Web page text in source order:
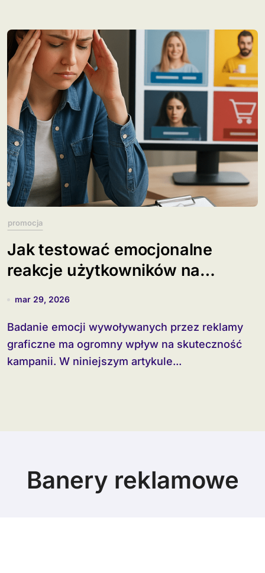
promocja
Jak testować emocjonalne
reakcje użytkowników na
banery?
mar 29, 2026
Badanie emocji wywoływanych przez reklamy
graficzne ma ogromny wpływ na skuteczność
kampanii. W niniejszym artykule...
Banery reklamowe